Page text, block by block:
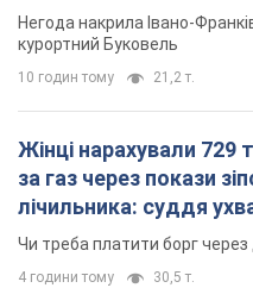
Відео
Негода накрила Івано-
курортний Буковель
10 годин тому 21,2 т.
Жінці нарахували 729
за газ через покази
лічильника: суддя
неочікуване рішення
Чи треба платити борг
4 години тому 30,5 т.